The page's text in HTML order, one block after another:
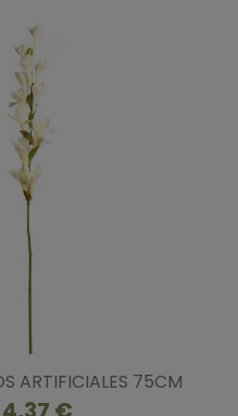
ARTIFICIALES 75CM